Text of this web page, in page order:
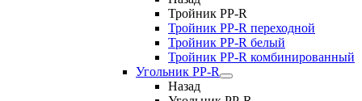
Тройник PP-R
Тройник РР-R переходной
Тройник РР-R белый
Тройник РР-R комбинированный
Угольник PP-R
Назад